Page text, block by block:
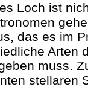
Loch ist
das es im
Arten
muss.
stellaren